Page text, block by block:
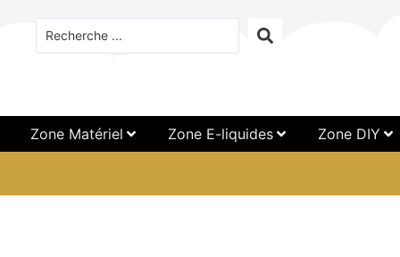
Zone Matériel Zone E-liquides Zone DIY